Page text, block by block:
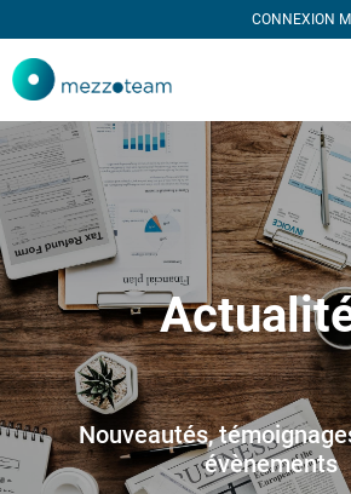
CONNEXION
Nouveautés,
évènements